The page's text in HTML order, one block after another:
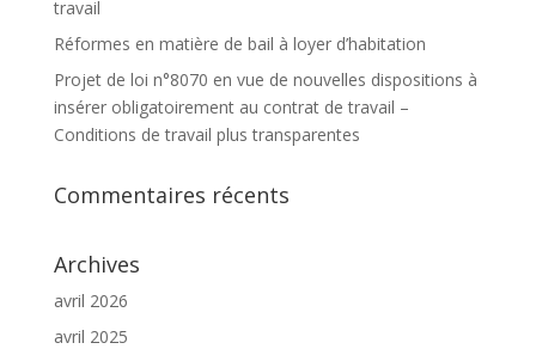
travail
Réformes en matière de bail à loyer d’habitation
Projet de loi n°8070 en vue de nouvelles dispositions à
insérer obligatoirement au contrat de travail –
Conditions de travail plus transparentes
Commentaires récents
Archives
avril 2026
avril 2025